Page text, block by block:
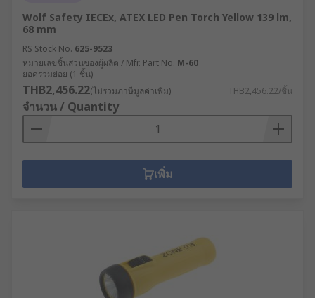
Wolf Safety IECEx, ATEX LED Pen Torch Yellow 139 lm,
68 mm
RS Stock No. 625-9523
หมายเลขชิ้นส่วนของผู้ผลิต / Mfr. Part No. M-60
ยอดรวมย่อย (1 ชิ้น)
THB2,456.22(ไม่รวมภาษีมูลค่าเพิ่ม) THB2,456.22/ชิ้น
จำนวน / Quantity
เพิ่ม